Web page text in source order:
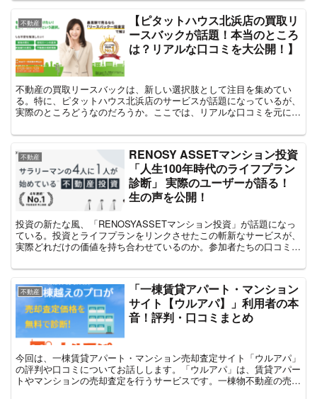
不動産
【ピタットハウス北浜店の買取リ
ースバックが話題！本当のところ
は？リアルな口コミを大公開！】
不動産の買取リースバックは、新しい選択肢として注目を集めてい
る。特に、ピタットハウス北浜店のサービスが話題になっているが、
実際のところどうなのだろうか。ここでは、リアルな口コミを元にピ
不動産
RENOSY ASSETマンション投資
「人生100年時代のライフプラン
診断」 実際のユーザーが語る！
生の声を公開！
投資の新たな風、「RENOSYASSETマンション投資​」が話題になっ
ている。投資とライフプランをリンクさせたこの斬新なサービスが、
実際どれだけの価値を持ち合わせているのか。参加者たちの口コミを
不動産
「一棟賃貸アパート・マンション
サイト【ウルアパ】」利用者の本
音！評判・口コミまとめ
今回は、一棟賃貸アパート・マンション売却査定サイト「ウルアパ」
の評判や口コミについてお話しします。「ウルアパ」は、賃貸アパー
トやマンションの売却査定を行うサービスです。一棟物不動産の売却